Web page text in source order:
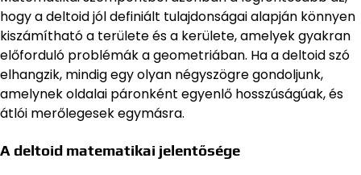
hogy a deltoid jól definiált tulajdonságai alapján könnyen
kiszámítható a területe és a kerülete, amelyek gyakran
előforduló problémák a geometriában. Ha a deltoid szó
elhangzik, mindig egy olyan négyszögre gondoljunk,
amelynek oldalai páronként egyenlő hosszúságúak, és
átlói merőlegesek egymásra.
A deltoid matematikai jelentősége